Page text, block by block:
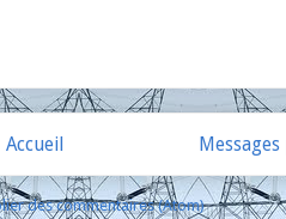
Accueil
des commentaires (Atom)